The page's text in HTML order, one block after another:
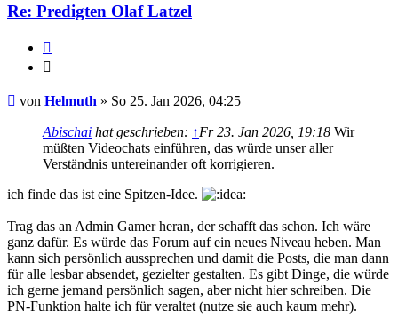
Re: Predigten Olaf Latzel
Beitrag
von Helmuth » So 25. Jan 2026, 04:25
Abischai hat geschrieben: ↑Fr 23. Jan 2026, 19:18 Wir
müßten Videochats einführen, das würde unser aller
Verständnis untereinander oft korrigieren.
ich finde das ist eine Spitzen-Idee.
Trag das an Admin Gamer heran, der schafft das schon. Ich wäre
ganz dafür. Es würde das Forum auf ein neues Niveau heben. Man
kann sich persönlich aussprechen und damit die Posts, die man dann
für alle lesbar absendet, gezielter gestalten. Es gibt Dinge, die würde
ich gerne jemand persönlich sagen, aber nicht hier schreiben. Die
PN-Funktion halte ich für veraltet (nutze sie auch kaum mehr).